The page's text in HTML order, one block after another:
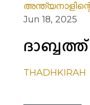
Jun 18, 2025
ദാബ്ബത്ത്
THADHKIRAH